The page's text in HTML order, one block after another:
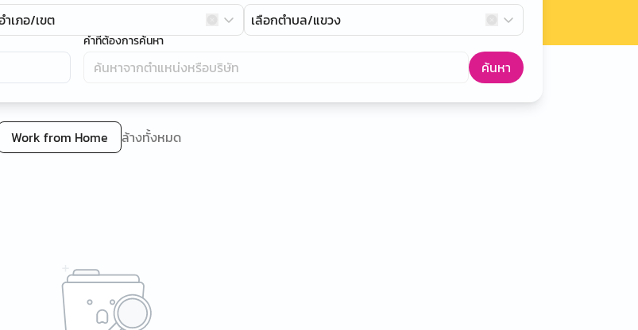
ำเภอ/เขต เลือกตำบล/แขวง
คำที่ต้องการค้นหา
ค้นหา
Work from Home ล้างทั้งหมด